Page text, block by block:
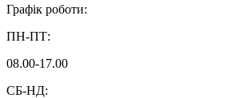
Графік роботи:
ПН-ПТ:
08.00-17.00
СБ-НД: